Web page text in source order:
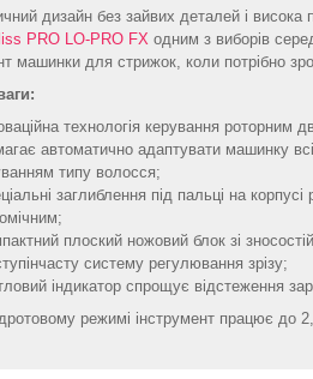
дизайн без зайвих деталей і висока
PRO LO-PRO FX одним з виборів
машинки для стрижок, коли потрібно
технологія керування роторним
автоматично адаптувати машинку
типу волосся;
заглиблення під пальці на
плоский ножовий блок зі
систему регулювання зрізу;
індикатор спрощує відстеження
режимі інструмент працює до